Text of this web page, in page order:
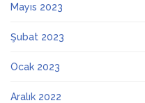
Mayıs 2023
Şubat 2023
Ocak 2023
Aralık 2022